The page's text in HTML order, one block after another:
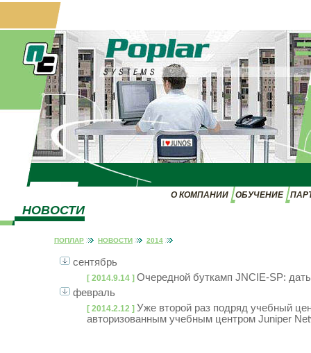
О КОМПАНИИ ОБУЧЕНИЕ
НОВОСТИ
ПОПЛАР НОВОСТИ 2014
сентябрь
[ 2014.9.14 ] Очередной буткамп JNCIE-SP:
февраль
[ 2014.2.12 ] Уже второй раз подряд учебный
авторизованным учебным центром Juniper